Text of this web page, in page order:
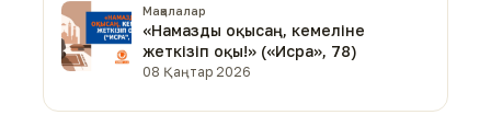
Мақалалар
«Намазды оқысаң, кемеліне
жеткізіп оқы!» («Исра», 78)
08 Қаңтар 2026